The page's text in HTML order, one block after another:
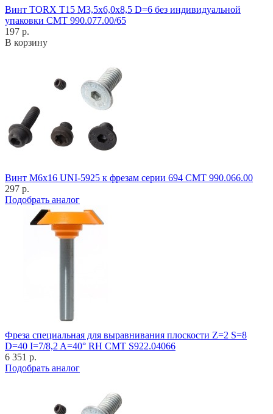
Винт TORX T15 M3,5x6,0x8,5 D=6 без индивидуальной
упаковки CMT 990.077.00/65
197 р.
В корзину
Винт M6x16 UNI-5925 к фрезам серии 694 CMT 990.066.00
297 р.
Подобрать аналог
Фреза специальная для выравнивания плоскости Z=2 S=8
D=40 I=7/8,2 A=40° RH CMT S922.04066
6 351 р.
Подобрать аналог